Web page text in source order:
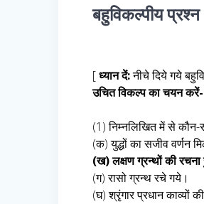
बहुविकल्पीय
[ध्यान दें:नीचे दिये गये
उचित विकल्प का चयन करें-
(1) निम्नलिखित में से
(क) युद्धों का सजीव वर्णन
(ख) लक्षण ग्रन्थों की रचना
(ग) रासो ग्रन्थ रचे गये।
(घ) श्रृंगार प्रधान काव्यों